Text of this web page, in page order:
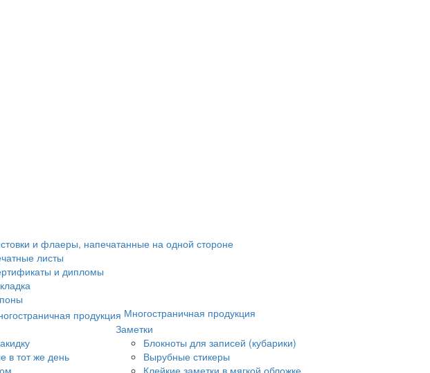
и флаеры, напечатанные на одной стороне
листы
и дипломы
Многостраничная продукция
в тот же день
Заметки
Блокноты для записей (кубарики)
Вырубные стикеры
Клейкие заметки в мягкой обложке